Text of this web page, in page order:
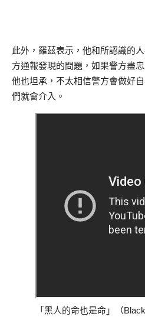
此外，羅茲表示，他和所認識的
方通報發現的問題，如果警方盡
他也坦承，不太相信警方會做好
們就會介入。
「黑人的命也是命」（